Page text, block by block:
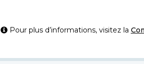
Pour plus d’informations, visitez la